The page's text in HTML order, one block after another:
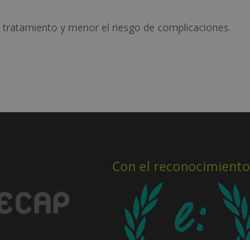
y menor el riesgo de complicaciones.
Con el